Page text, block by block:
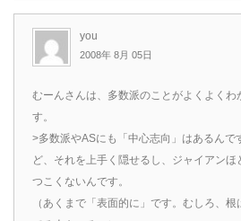
you
2008年 8月 05日
むーんさんは、多数派のことがよくよくわ
す。
>多数派やASにも「中心志向」はあるんで
ど、それを上手く隠せるし、ジャイアンほ
つこくないんです。
（あくまで「表面的に」です。むしろ、